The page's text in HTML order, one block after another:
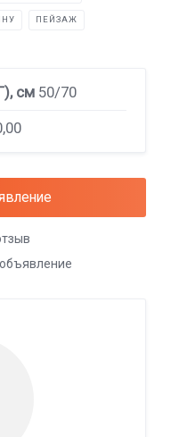
ПЕЙЗАЖ
см50/70